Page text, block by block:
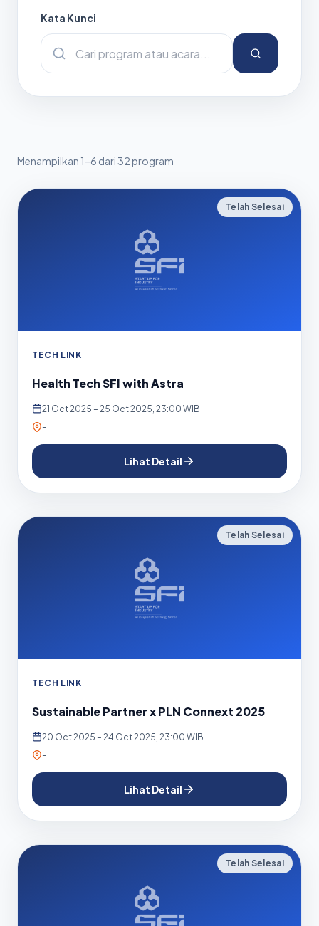
Kata Kunci
Menampilkan 1–6 dari 32 program
Telah Selesai
TECH LINK
Health Tech SFI with Astra
21 Oct 2025 – 25 Oct 2025, 23:00 WIB
-
Lihat Detail
Telah Selesai
TECH LINK
Sustainable Partner x PLN Connext 2025
20 Oct 2025 – 24 Oct 2025, 23:00 WIB
-
Lihat Detail
Telah Selesai